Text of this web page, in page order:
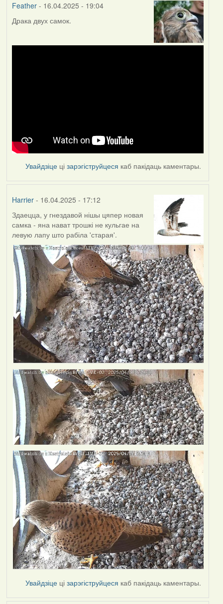
Feather- 16.04.2025 - 19:04
Драка двух самок.
Увайдзіце цізарэгіструйцеся каб пакідаць каментары.
Harrier- 16.04.2025 - 17:12
Здаецца, у гнездавой нішы цяпер новая
самка - яна нават трошкі не кульгае на
левую лапу што рабіла 'старая'.
Увайдзіце цізарэгіструйцеся каб пакідаць каментары.